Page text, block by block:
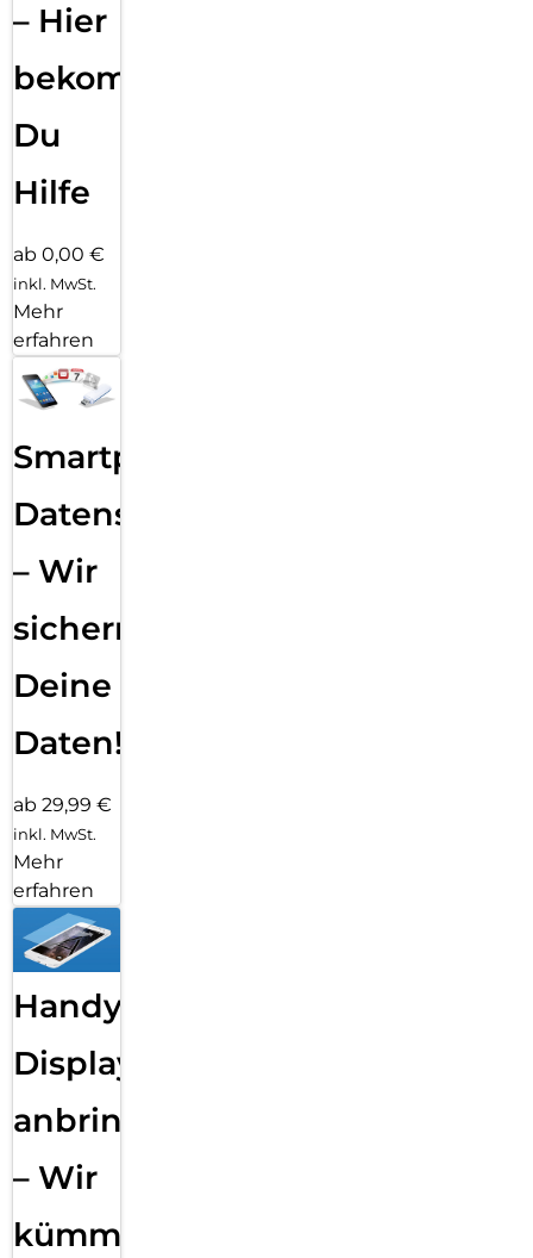
– Hier
bekommst
Du
Hilfe
ab 0,00 €
inkl. MwSt.
Mehr
erfahren
Smartphone
Datensicherung
– Wir
sichern
Deine
Daten!
ab 29,99 €
inkl. MwSt.
Mehr
erfahren
Handy
Displayfolie
anbringen
– Wir
kümmern